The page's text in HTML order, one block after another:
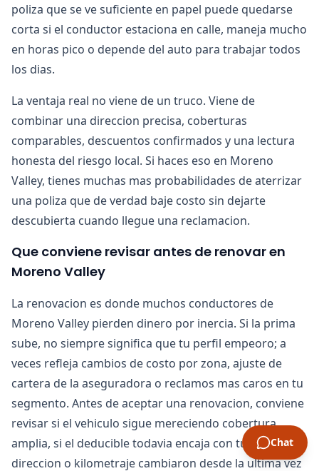
poliza que se ve suficiente en papel puede quedarse
corta si el conductor estaciona en calle, maneja mucho
en horas pico o depende del auto para trabajar todos
los dias.
La ventaja real no viene de un truco. Viene de
combinar una direccion precisa, coberturas
comparables, descuentos confirmados y una lectura
honesta del riesgo local. Si haces eso en Moreno
Valley, tienes muchas mas probabilidades de aterrizar
una poliza que de verdad baje costo sin dejarte
descubierta cuando llegue una reclamacion.
Que conviene revisar antes de renovar en
Moreno Valley
La renovacion es donde muchos conductores de
Moreno Valley pierden dinero por inercia. Si la prima
sube, no siempre significa que tu perfil empeoro; a
veces refleja cambios de costo por zona, ajuste de
cartera de la aseguradora o reclamos mas caros en tu
segmento. Antes de aceptar una renovacion, conviene
revisar si el vehiculo sigue mereciendo cobertura
amplia, si el deducible todavia encaja con tu caja y si tu
direccion o kilometraje cambiaron desde la ultima vez
Chat